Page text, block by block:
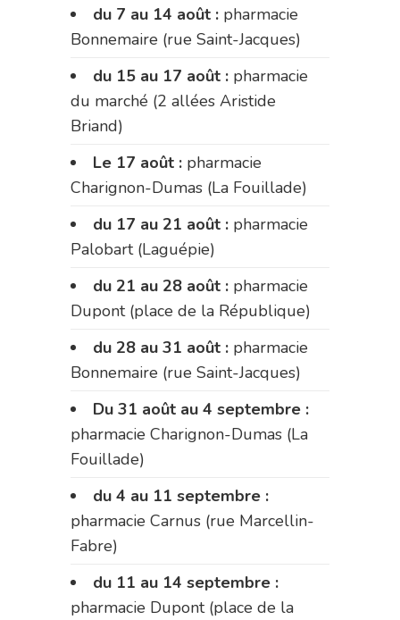
du 7 au 14 août : pharmacie
Bonnemaire (rue Saint-Jacques)
du 15 au 17 août : pharmacie
du marché (2 allées Aristide
Briand)
Le 17 août : pharmacie
Charignon-Dumas (La Fouillade)
du 17 au 21 août : pharmacie
Palobart (Laguépie)
du 21 au 28 août : pharmacie
Dupont (place de la République)
du 28 au 31 août : pharmacie
Bonnemaire (rue Saint-Jacques)
Du 31 août au 4 septembre :
pharmacie Charignon-Dumas (La
Fouillade)
du 4 au 11 septembre :
pharmacie Carnus (rue Marcellin-
Fabre)
du 11 au 14 septembre :
pharmacie Dupont (place de la